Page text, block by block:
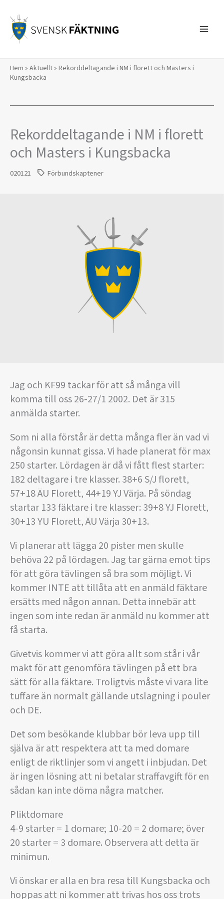
innehåll
Hem » Aktuellt» Rekorddeltagande i NM i florett och Masters i
Kungsbacka
Rekorddeltagande i NM i florett
och Masters i Kungsbacka
020121 Förbundskaptener
Jag och KF99 tackar för att så många vill
komma till oss 26-27/1 2002. Det är 315
anmälda starter.
Som ni alla förstår är detta många fler än vad vi
någonsin kunnat gissa. Vi hade planerat för max
250 starter. Lördagen är då vi fått flest starter:
182 deltagare i tre klasser. 38+6 S/J florett,
57+18 ÄU Florett, 44+19 YJ Värja. På söndag
startar 133 fäktare i tre klasser: 39+8 YJ Florett,
30+13 YU Florett, ÄU Värja 30+13.
Vi planerar att lägga 20 pister men skulle
behöva 22 på lördagen. Jag tar gärna emot tips
för att göra tävlingen så bra som möjligt. Vi
kommer INTE att tillåta att en anmäld fäktare
ersätts med någon annan. Detta innebär att
ingen som inte redan är anmäld nu kommer att
få starta.
Givetvis kommer vi att göra allt som står i vår
makt för att genomföra tävlingen på ett bra
sätt för alla fäktare. Troligtvis måste vi vara lite
tuffare än normalt gällande utslagning i pouler
och DE.
Det som besökande klubbar bör leva upp till
själva är att respektera att ta med domare
enligt de riktlinjer som vi angett i inbjudan. Det
är ingen lösning att ni betalar straffavgift för en
sådan kan inte döma några matcher.
Pliktdomare
4-9 starter = 1 domare; 10-20 = 2 domare; över
20 starter = 3 domare. Observera att detta är
minimun.
Vi önskar er alla en bra resa till Kungsbacka och
hoppas att ni kommer att trivas hos oss trots